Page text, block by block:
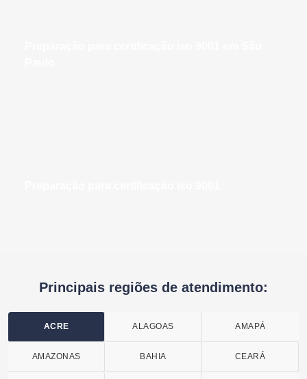
Principais regiões de atendimento:
ACRE ALAGOAS AMAPÁ
AMAZONAS BAHIA CEARÁ